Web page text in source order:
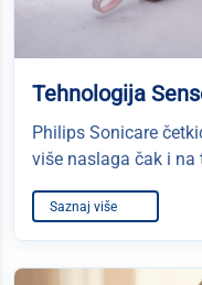
Tehnologija
Philips Sonicare
više naslaga čak i
Saznaj više